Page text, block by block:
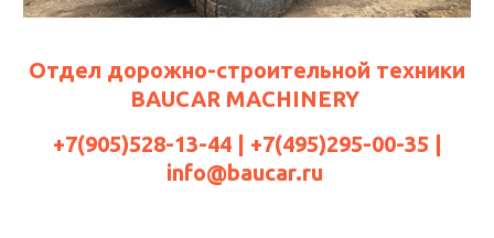
Отдел дорожно-строительной техники
BAUCAR MACHINERY
+7(905)528-13-44 | +7(495)295-00-35 |
info@baucar.ru